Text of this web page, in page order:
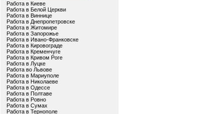
Работа в Киеве
Работа в Белой Церкви
Работа в Виннице
Работа в Днепропетровске
Работа в Житомире
Работа в Запорожье
Работа в Ивано-Франковске
Работа в Кировограде
Работа в Кременчуге
Работа в Кривом Роге
Работа в Луцке
Работа во Львове
Работа в Мариуполе
Работа в Николаеве
Работа в Одессе
Работа в Полтаве
Работа в Ровно
Работа в Сумах
Работа в Тернополе